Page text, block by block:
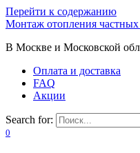
Перейти к содержанию
Монтаж отопления
В Москве и Московской
Оплата и доставка
FAQ
Акции
Search for:
0